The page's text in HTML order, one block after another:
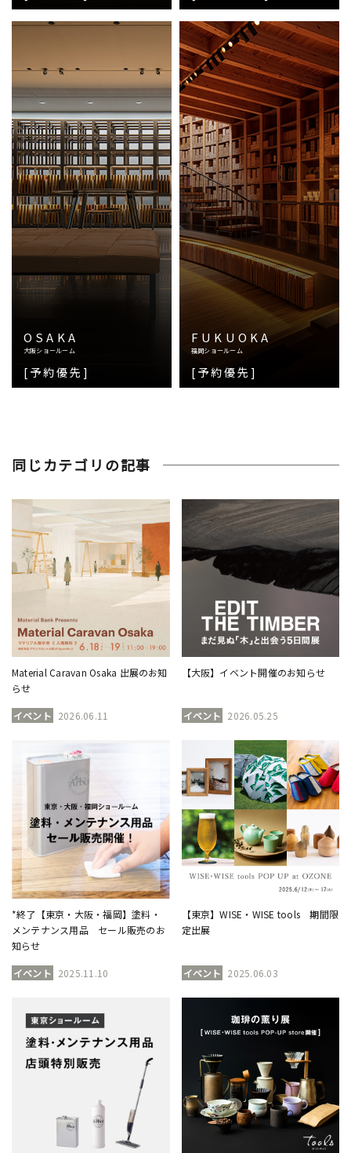
OSAKA
大阪ショールーム
[予約優先]
FUKUOKA
福岡ショールーム
[予約優先]
同じカテゴリの記事
Material Caravan Osaka 出展のお知
らせ
イベント 2026.06.11
【大阪】イベント開催のお知らせ
イベント 2026.05.25
*終了【東京・大阪・福岡】塗料・
メンテナンス用品 セール販売のお
知らせ
イベント 2025.11.10
【東京】WISE・WISE tools 期間限
定出展
イベント 2025.06.03